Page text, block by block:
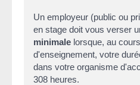
Un employeur (public ou
en stage doit vous verser
minimale lorsque, au
d'enseignement, votre
dans votre organisme
308 heures.